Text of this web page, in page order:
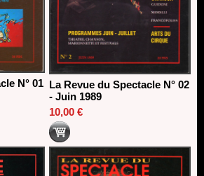
N° 01 La Revue du Spectacle N° 02
- Juin 1989
10,00 €